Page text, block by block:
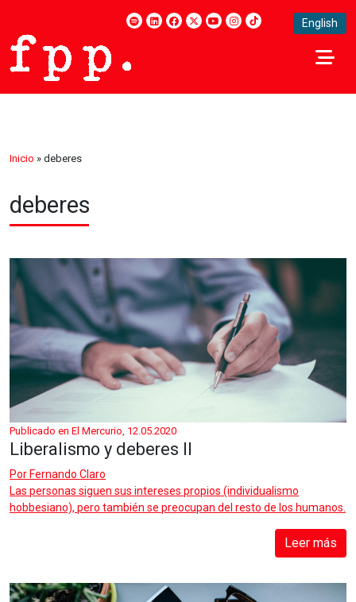
English
Inicio » deberes
deberes
Publicado en El Mercurio, 12.05.2020
Liberalismo y deberes II
Por Fernando Claro
Las personas siguen sus intereses propios (individualismo
hobbesiano), pero también se preocupan del resto de los humanos.
Leer más